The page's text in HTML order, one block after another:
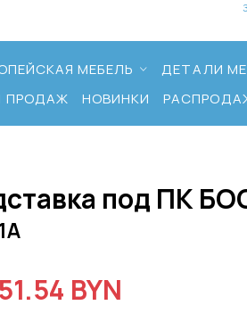
МЕБЕЛЬ ДЕТАЛИ
ПРОДАЖ НОВИНКИ
под ПК
51.54 BYN